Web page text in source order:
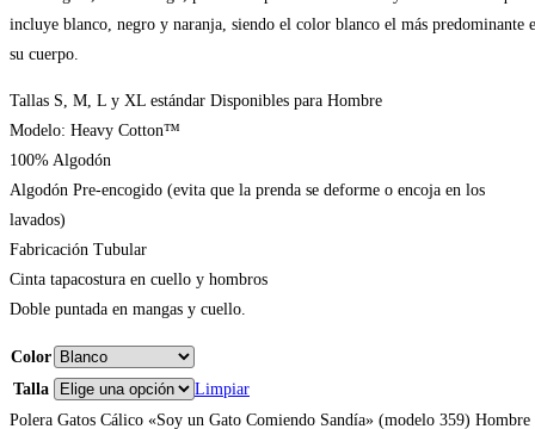
incluye blanco, negro y naranja, siendo el color blanco el más predominante
su cuerpo.
Tallas S, M, L y XL estándar Disponibles para Hombre
Modelo: Heavy Cotton™
100% Algodón
Algodón Pre-encogido (evita que la prenda se deforme o encoja en los
lavados)
Fabricación Tubular
Cinta tapacostura en cuello y hombros
Doble puntada en mangas y cuello.
Color
Talla
Limpiar
Polera Gatos Cálico «Soy un Gato Comiendo Sandía» (modelo 359) Hombre